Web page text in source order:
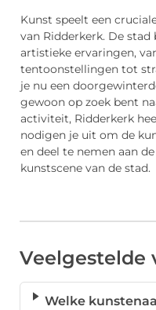
Kunst speelt een
van Ridderkerk. De stad
artistieke ervaringen,
tentoonstellingen tot
je nu een
gewoon op zoek bent
activiteit, Ridderkerk
nodigen je uit om de
en deel te nemen aan
kunstscene van de stad.
Veelgestelde
Welke